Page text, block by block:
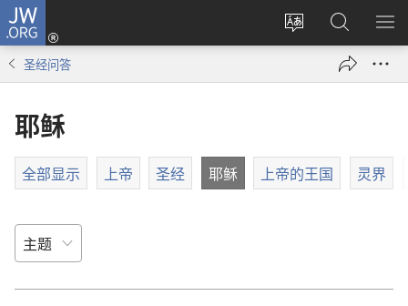
JW.ORG
更
登
录
（打
搜
索
JW.ORG
显
圣经问答
耶稣
全部显示 上帝 圣经 耶稣 上帝的王国 灵界